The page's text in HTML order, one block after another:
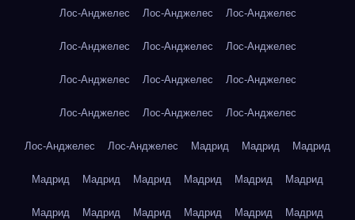
Лос-Анджелес Лос-Анджелес Лос-Анджелес
Лос-Анджелес Лос-Анджелес Лос-Анджелес
Лос-Анджелес Лос-Анджелес Лос-Анджелес
Лос-Анджелес Лос-Анджелес Лос-Анджелес
Лос-Анджелес Лос-Анджелес Мадрид Мадрид Мадрид
Мадрид Мадрид Мадрид Мадрид Мадрид Мадрид
Мадрид Мадрид Мадрид Мадрид Мадрид Мадрид